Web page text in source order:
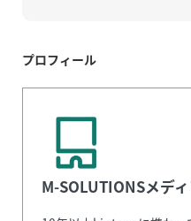
プロフィール
M-SOLUTIONSメデ